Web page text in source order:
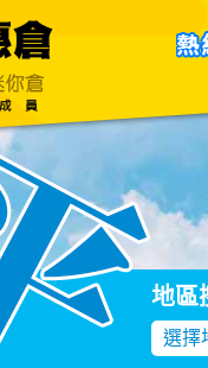
聯絡我們
地區
選擇